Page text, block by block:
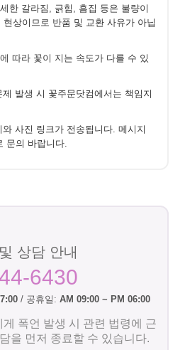
한 갈라짐, 긁힘, 흠집 등은 불량이
상이므로 반품 및 교환 사유가 아닙
따라 꽃이 지는 속도가 다를 수 있
발생 시 꽃주문닷컴에서는 책임지
사진 링크가 전송됩니다. 메시지
문의 바랍니다.
상담 안내
6430
/ 공휴일: AM 09:00 ~ PM 06:00
폭언 발생 시 관련 법령에 근
을 먼저 종료할 수 있습니다.